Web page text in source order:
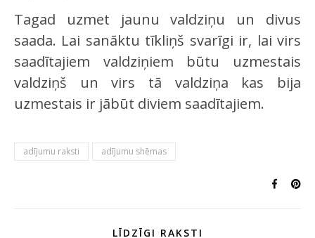
Tagad uzmet jaunu valdziņu un divus
saada. Lai sanāktu tīkliņš svarīgi ir, lai virs
saadītajiem valdziņiem būtu uzmestais
valdziņš un virs tā valdziņa kas bija
uzmestais ir jābūt diviem saadītajiem.
adījumu raksti adījumu shēmas
LĪDZĪGI RAKSTI